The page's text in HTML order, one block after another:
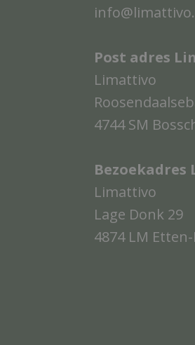
Post adres
Limattivo
4744 SM
Limattivo
Lage Donk 29
4874 LM